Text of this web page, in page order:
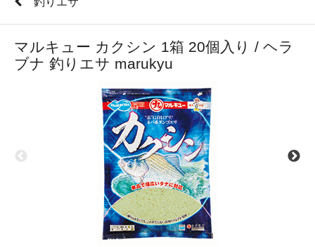
マルキュー カクシン 1箱 20個入り / ヘラ
ブナ 釣りエサ marukyu